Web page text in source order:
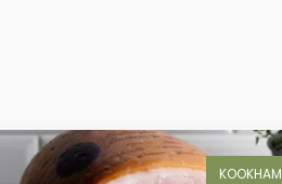
KOOKHAM